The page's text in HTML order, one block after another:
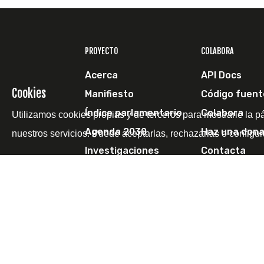
PROYECTO
Acerca
Manifiesto
Índice parlamentario
Agenda 2030
Investigaciones
COLABORA
API Docs
Código
Colabora
Haz una
Contacta
Cookies
Utilizamos cookies propias y de terceros para mostrarle la
nuestros servicios. Puede aceptarlas, rechazarlas o